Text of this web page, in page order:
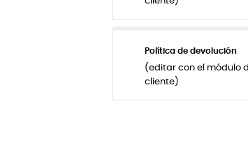
Política de devolución
(editar con el módulo
cliente)